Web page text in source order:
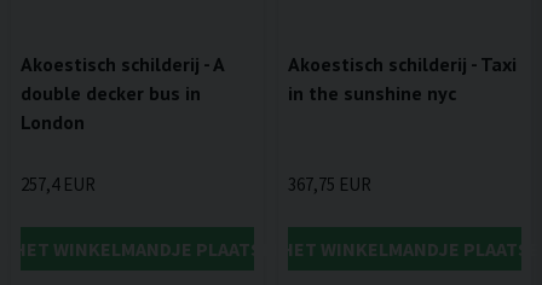
Akoestisch schilderij - A
double decker bus in
London
257,4 EUR
HET WINKELMANDJE PLAATSEN
Akoestisch schilderij - Taxi
in the sunshine nyc
367,75 EUR
IN HET WINKELMANDJE